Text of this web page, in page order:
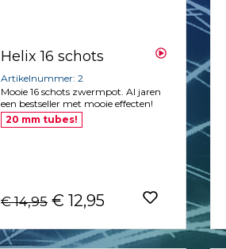
Helix 16 schots
Artikelnummer: 2
Mooie 16 schots zwermpot. Al jaren
een bestseller met mooie effecten!
20 mm tubes!
€ 14,95 € 12,95